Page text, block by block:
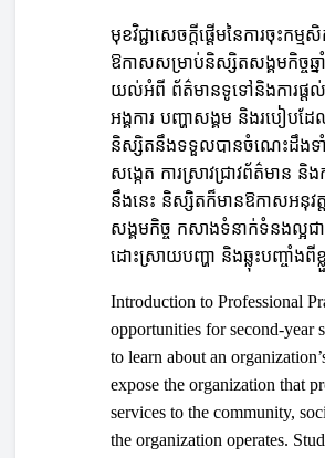
មុខវិជ្ជាសេចក្តីផ្តើមនៃការចុះកម្
ឱកាសសម្រាប់និស្សិតសង្គមកិច្ចឆ្ន
យល់អំពី ព័ត៌មានទូទៅនិងការផ្តល់
អង្គការ បញ្ហាសង្គម និងរបៀបដែល
និស្សិតនឹងទទួលបានចំណេះដឹងទាំ
សង្កេត ការស្រាវជ្រាវព័ត៌មាន និង
នឹងនេះ និស្សិតក៏មានឱកាសអនុវត្
សង្គមកិច្ច កសាងទំនាក់ទំនងល្អ
ដោះស្រាយបញ្ហា និងឆ្លុះបញ្ចាំងពី
Introduction to Professional
opportunities for second-year
to learn about an
expose the organization that
services to the community,
the organization operates.